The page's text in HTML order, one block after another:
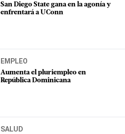
San Diego State gana en la agonía y
enfrentará a UConn
EMPLEO
Aumenta el pluriempleo en
República Dominicana
SALUD